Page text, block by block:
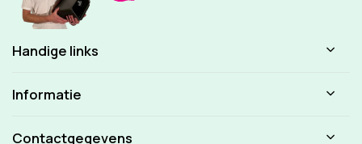
Handige links
Informatie
Contactgegevens